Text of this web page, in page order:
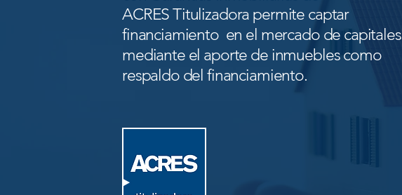
ACRES Titulizadora permite captar
financiamiento en el mercado de capitales
mediante el aporte de inmuebles como
respaldo del financiamiento.